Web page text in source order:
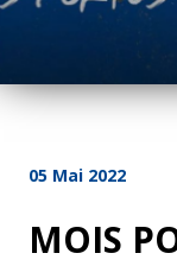
05 Mai 2022
MOIS